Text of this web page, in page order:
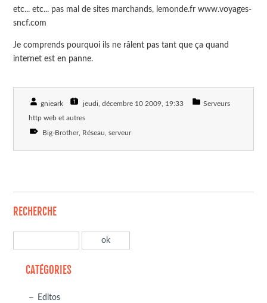
etc... etc... pas mal de sites marchands, lemonde.fr www.voyages-
sncf.com
Je comprends pourquoi ils ne râlent pas tant que ça quand
internet est en panne.
gnieark jeudi, décembre 10 2009 , 19:33 Serveurs
http web et autres
Big-Brother Réseau serveur
RECHERCHE
CATÉGORIES
Editos